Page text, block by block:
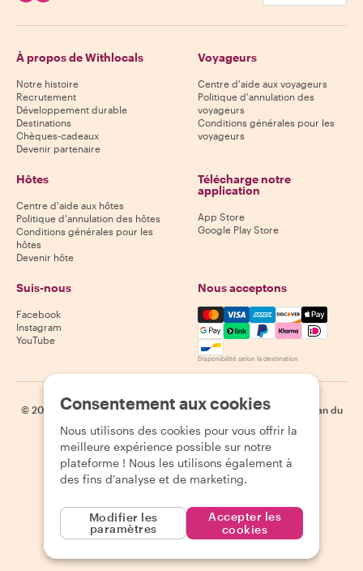
À propos de Withlocals
Notre histoire
Recrutement
Développement durable
Destinations
Chèques-cadeaux
Devenir partenaire
Voyageurs
Centre d'aide aux voyageurs
Politique d'annulation des
voyageurs
Conditions générales pour les
voyageurs
Hôtes
Centre d'aide aux hôtes
Politique d'annulation des hôtes
Conditions générales pour les
hôtes
Devenir hôte
Télécharge notre
application
App Store
Google Play Store
Suis-nous
Facebook
Instagram
YouTube
Nous acceptons
Mastercard, Visa, Amex,
Disponibilité selon la destination
© 2026 Withlocals.com | Politique de confidentialité | Cookies
Plan du
site
Consentement aux cookies
Nous utilisons des cookies pour vous offrir la
meilleure expérience possible sur notre
plateforme ! Nous les utilisons également à
des fins d'analyse et de marketing.
Modifier les
paramètres
Accepter les
cookies